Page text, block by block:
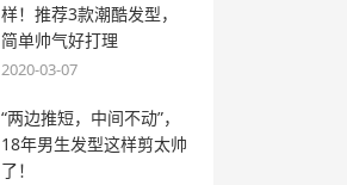
样！推荐3款潮酷发型，
简单帅气好打理
2020-03-07
“两边推短，中间不动”，
18年男生发型这样剪太帅
了！